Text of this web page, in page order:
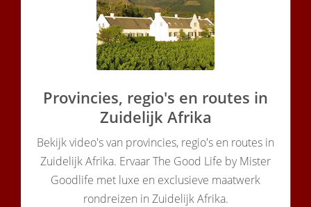
Provincies, regio's en routes in
Zuidelijk Afrika
Bekijk video's van provincies, regio's en routes in
Zuidelijk Afrika. Ervaar The Good Life by Mister
Goodlife met luxe en exclusieve maatwerk
rondreizen in Zuidelijk Afrika.